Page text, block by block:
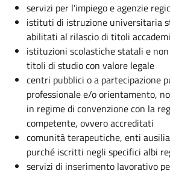
servizi per l'impiego e agenzie
istituti di istruzione universitaria
abilitati al rilascio di titoli
istituzioni scolastiche statali e
titoli di studio con valore legale
centri pubblici o a partecipazione
professionale e/o orientamento,
in regime di convenzione con la
competente, ovvero accreditati
comunità terapeutiche, enti
purché iscritti negli specifici albi
servizi di inserimento lavorativo